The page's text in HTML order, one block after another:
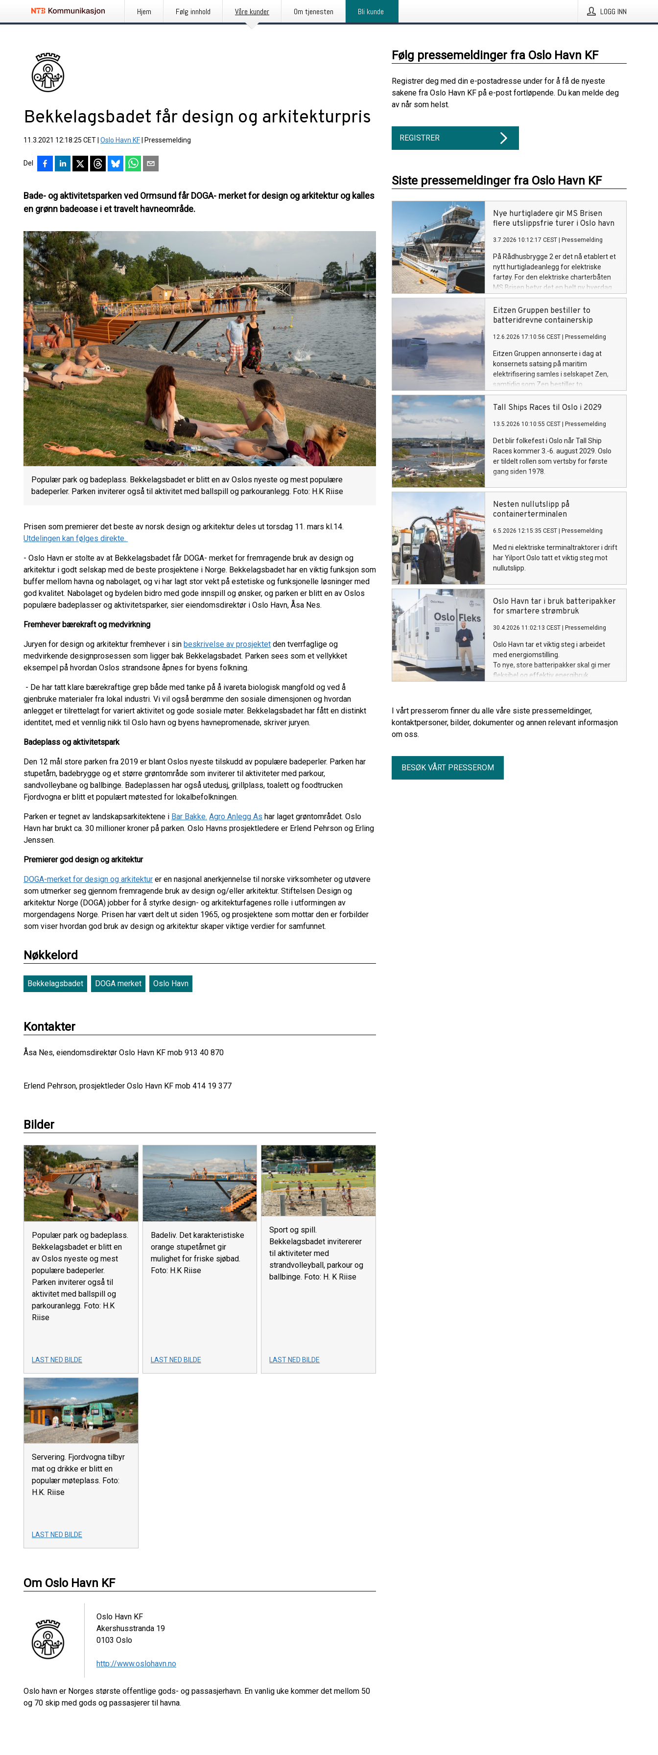
Hjem Følg innhold Våre kunder Om tjenesten Bli kunde LOGG INN
Bekkelagsbadet får design og arkitekturpris
11.3.2021 12:18:25 CET Oslo Havn KF Pressemelding
Del
Bade- og aktivitetsparken ved Ormsund får DOGA- merket for design og arkitektur og kalles
en grønn badeoase i et travelt havneområde.
Populær park og badeplass. Bekkelagsbadet er blitt en av Oslos nyeste og mest populære
badeperler. Parken inviterer også til aktivitet med ballspill og parkouranlegg. Foto: H.K Riise
Prisen som premierer det beste av norsk design og arkitektur deles ut torsdag 11. mars kl.14.
Utdelingen kan følges direkte.
- Oslo Havn er stolte av at Bekkelagsbadet får DOGA- merket for fremragende bruk av design og
arkitektur i godt selskap med de beste prosjektene i Norge. Bekkelagsbadet har en viktig funksjon som
buffer mellom havna og nabolaget, og vi har lagt stor vekt på estetiske og funksjonelle løsninger med
god kvalitet. Nabolaget og bydelen bidro med gode innspill og ønsker, og parken er blitt en av Oslos
populære badeplasser og aktivitetsparker, sier eiendomsdirektør i Oslo Havn, Åsa Nes.
Fremhever bærekraft og medvirkning
Juryen for design og arkitektur fremhever i sin beskrivelse av prosjektet den tverrfaglige og
medvirkende designprosessen som ligger bak Bekkelagsbadet. Parken sees som et vellykket
eksempel på hvordan Oslos strandsone åpnes for byens folkning.
- De har tatt klare bærekraftige grep både med tanke på å ivareta biologisk mangfold og ved å
gjenbruke materialer fra lokal industri. Vi vil også berømme den sosiale dimensjonen og hvordan
anlegget er tilrettelagt for variert aktivitet og gode sosiale møter. Bekkelagsbadet har fått en distinkt
identitet, med et vennlig nikk til Oslo havn og byens havnepromenade, skriver juryen.
Badeplass og aktivitetspark
Den 12 mål store parken fra 2019 er blant Oslos nyeste tilskudd av populære badeperler. Parken har
stupetårn, badebrygge og et større grøntområde som inviterer til aktiviteter med parkour,
sandvolleybane og ballbinge. Badeplassen har også utedusj, grillplass, toalett og foodtrucken
Fjordvogna er blitt et populært møtested for lokalbefolkningen.
Parken er tegnet av landskapsarkitektene i Bar Bakke. Agro Anlegg As har laget grøntområdet. Oslo
Havn har brukt ca. 30 millioner kroner på parken. Oslo Havns prosjektledere er Erlend Pehrson og Erling
Jenssen.
Premierer god design og arkitektur
DOGA-merket for design og arkitektur er en nasjonal anerkjennelse til norske virksomheter og utøvere
som utmerker seg gjennom fremragende bruk av design og/eller arkitektur. Stiftelsen Design og
arkitektur Norge (DOGA) jobber for å styrke design- og arkitekturfagenes rolle i utformingen av
morgendagens Norge. Prisen har vært delt ut siden 1965, og prosjektene som mottar den er forbilder
som viser hvordan god bruk av design og arkitektur skaper viktige verdier for samfunnet.
Nøkkelord
Bekkelagsbadet DOGA merket Oslo Havn
Kontakter
Åsa Nes, eiendomsdirektør Oslo Havn KF mob 913 40 870
Erlend Pehrson, prosjektleder Oslo Havn KF mob 414 19 377
Bilder
Populær park og badeplass.
Bekkelagsbadet er blitt en
av Oslos nyeste og mest
populære badeperler.
Parken inviterer også til
aktivitet med ballspill og
parkouranlegg. Foto: H.K
Riise
LAST NED BILDE
Badeliv. Det karakteristiske
orange stupetårnet gir
mulighet for friske sjøbad.
Foto: H.K Riise
LAST NED BILDE
Sport og spill.
Bekkelagsbadet invitererer
til aktiviteter med
strandvolleyball, parkour og
ballbinge. Foto: H. K Riise
LAST NED BILDE
Servering. Fjordvogna tilbyr
mat og drikke er blitt en
populær møteplass. Foto:
H.K. Riise
LAST NED BILDE
Om Oslo Havn KF
Oslo Havn KF
Akershusstranda 19
0103 Oslo
http://www.oslohavn.no
Oslo havn er Norges største offentlige gods- og passasjerhavn. En vanlig uke kommer det mellom 50
og 70 skip med gods og passasjerer til havna.
Følg pressemeldinger fra Oslo Havn KF
Registrer deg med din e-postadresse under for å få de nyeste
sakene fra Oslo Havn KF på e-post fortløpende. Du kan melde deg
av når som helst.
REGISTRER
Siste pressemeldinger fra Oslo Havn KF
Nye hurtigladere gir MS Brisen
flere utslippsfrie turer i Oslo havn
3.7.2026 10:12:17 CEST Pressemelding
På Rådhusbrygge 2 er det nå etablert et
nytt hurtigladeanlegg for elektriske
fartøy. For den elektriske charterbåten
MS Brisen betyr det en helt ny hverdag.
Eitzen Gruppen bestiller to
batteridrevne containerskip
12.6.2026 17:10:56 CEST Pressemelding
Eitzen Gruppen annonserte i dag at
konsernets satsing på maritim
elektrifisering samles i selskapet Zen,
samtidig som Zen bestiller to
helelektriske containerskip. Skipene kan
frakte containere utslippsfritt mellom
Tall Ships Races til Oslo i 2029
13.5.2026 10:10:55 CEST Pressemelding
Det blir folkefest i Oslo når Tall Ship
Races kommer 3.-6. august 2029. Oslo
er tildelt rollen som vertsby for første
gang siden 1978.
Nesten nullutslipp på
containerterminalen
6.5.2026 12:15:35 CEST Pressemelding
Med ni elektriske terminaltraktorer i drift
har Yilport Oslo tatt et viktig steg mot
nullutslipp.
Oslo Havn tar i bruk batteripakker
for smartere strømbruk
30.4.2026 11:02:13 CEST Pressemelding
Oslo Havn tar et viktig steg i arbeidet
med energiomstilling.
To nye, store batteripakker skal gi mer
fleksibel og effektiv energibruk.
I vårt presserom finner du alle våre siste pressemeldinger,
kontaktpersoner, bilder, dokumenter og annen relevant informasjon
om oss.
BESØK VÅRT PRESSEROM